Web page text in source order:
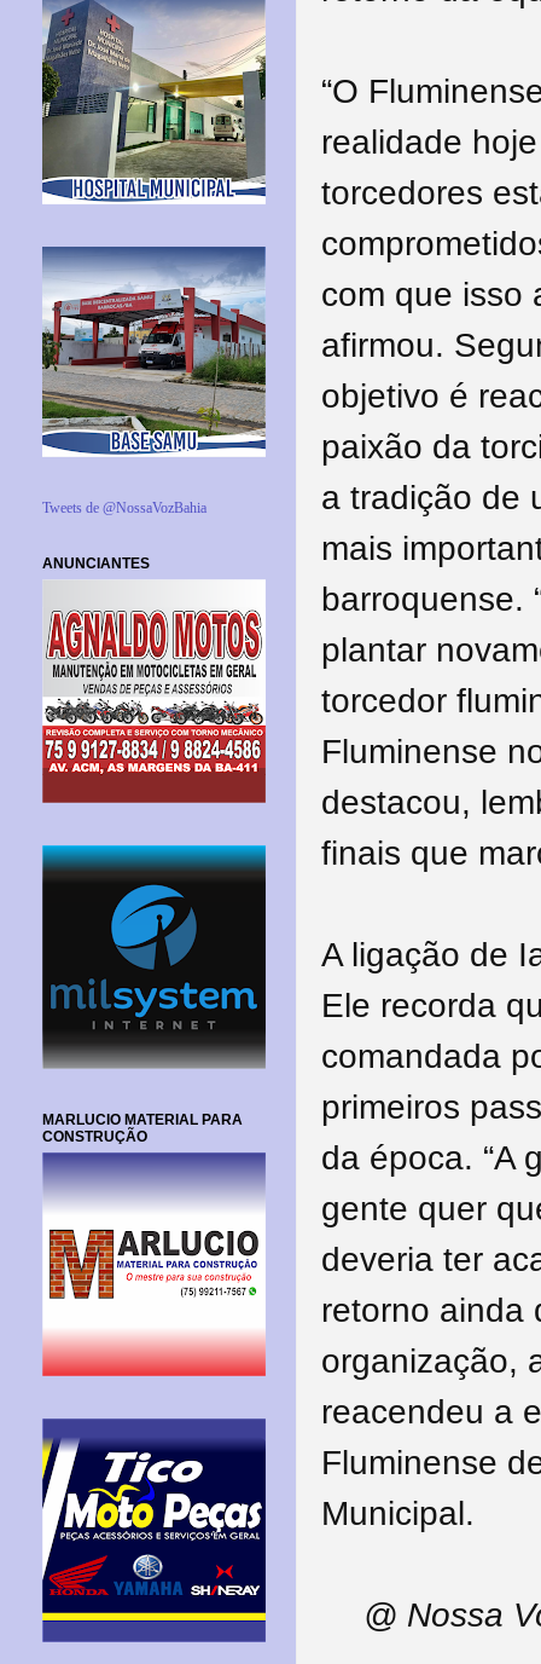
“O
realidade
torcedores
com que isso
afirmou.
objetivo é
paixão da
a tradição de
mais
barroquense.
plantar
torcedor
Fluminense
destacou,
finais que
A ligação de
Ele recorda
comandada
primeiros
da época. “A
gente quer
deveria ter
retorno ainda
organização,
reacendeu a
Fluminense
Municipal.
@ Nossa
Tweets de @NossaVozBahia
ANUNCIANTES
MARLUCIO MATERIAL PARA
CONSTRUÇÃO